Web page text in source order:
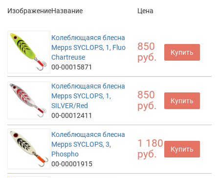
ИзображениеНазвание Цена
Колеблющаяся блесна
Mepps SYCLOPS, 1, Fluo
Chartreuse
00-00015871
850
руб.
Купить
Колеблющаяся блесна
Mepps SYCLOPS, 1,
SILVER/Red
00-00012411
850
руб.
Купить
Колеблющаяся блесна
Mepps SYCLOPS, 3,
Phospho
00-00001915
1 180
руб.
Купить